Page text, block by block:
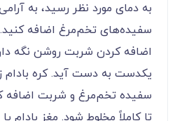
به دمای مورد نظر رسید، به
سفیده‌های تخم‌مرغ اضافه
اضافه کردن شربت روشن نگه
یکدست به دست آید. کره بادام
سفیده تخم‌مرغ و شربت اضافه
تا کاملاً مخلوط شود. مغز بادام